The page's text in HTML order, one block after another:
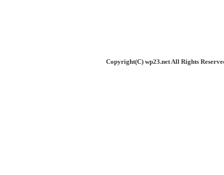
Copyright(C) wp23.net All Rights